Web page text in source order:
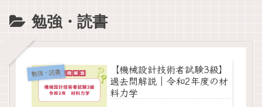
勉強・読書
勉強・読書
【機械設計技術者試験3級】
過去問解説｜令和2年度の材
料力学